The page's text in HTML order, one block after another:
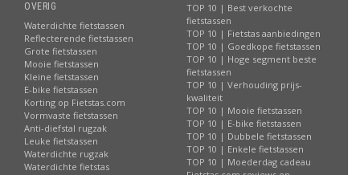
OVERIG
Waterdichte fietstassen
Reflecterende fietstassen
Grote fietstassen
Mooie fietstassen
Kleine fietstassen
E-bike fietstassen
Korting op Fietstas.com
Vormvaste fietstassen
Anti-diefstal rugzak
Leuke fietstassen
Waterdichte rugzak
Waterdichte fietstas
TOP 10 | Best verkochte
fietstassen
TOP 10 | Fietstas aanbiedingen
TOP 10 | Goedkope fietstassen
TOP 10 | Hoge segment beste
fietstassen
TOP 10 | Verhouding prijs-
kwaliteit
TOP 10 | Mooie fietstassen
TOP 10 | E-bike fietstassen
TOP 10 | Dubbele fietstassen
TOP 10 | Enkele fietstassen
TOP 10 | Moederdag cadeau